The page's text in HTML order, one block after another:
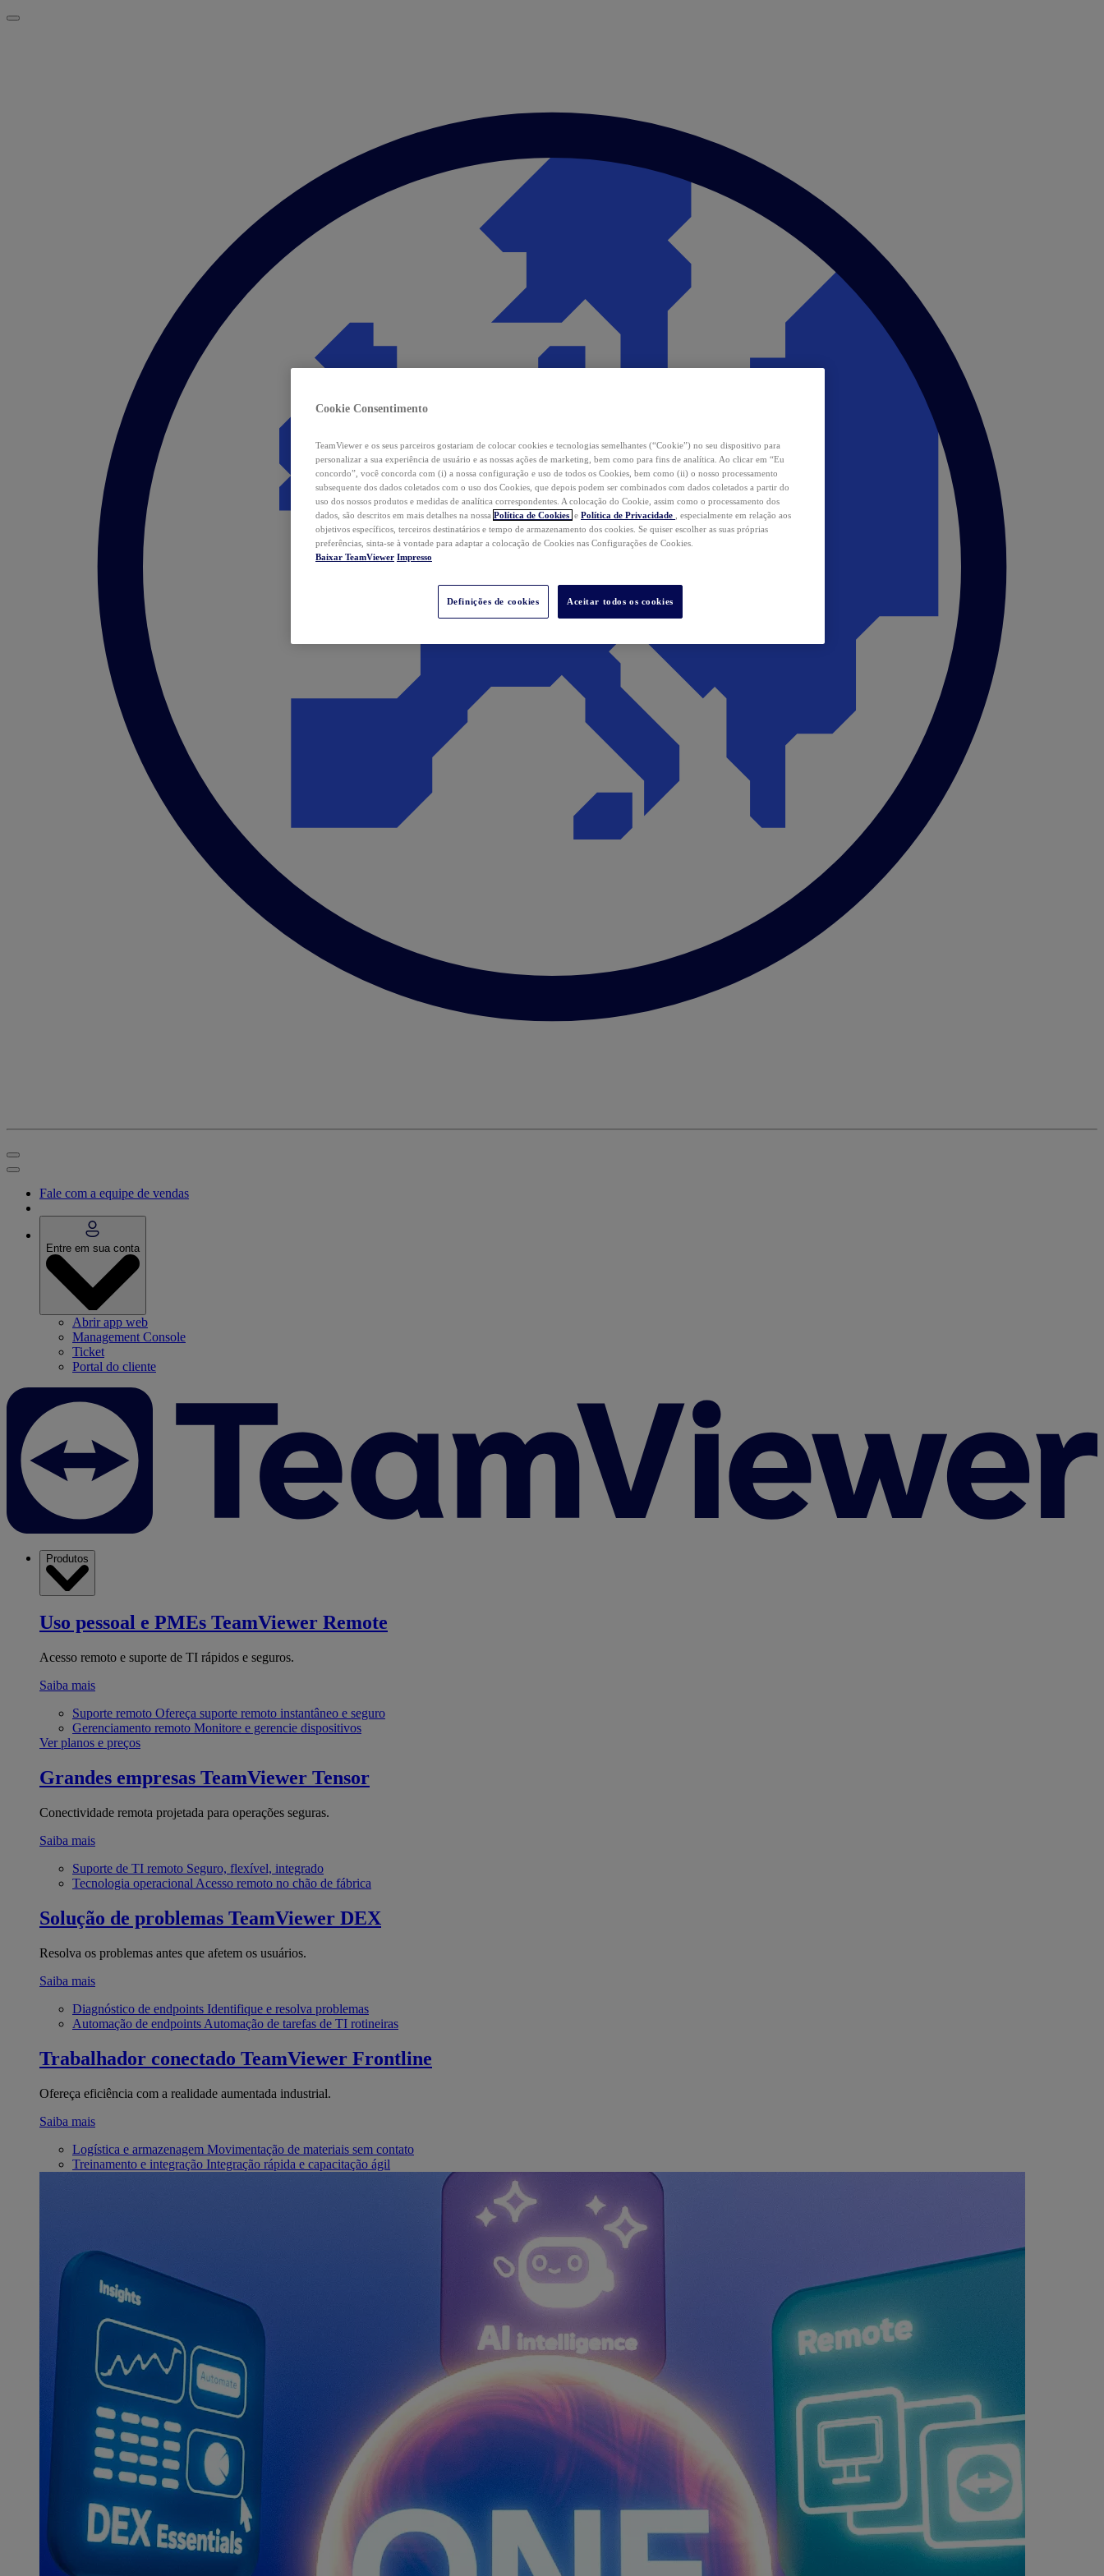
Fale com a equipe de vendas
Entre em sua conta
Abrir app web
Management Console
Ticket
Portal do cliente
Produtos
Uso pessoal e PMEs TeamViewer Remote
Acesso remoto e suporte de TI rápidos e seguros.
Saiba mais
Suporte remoto Ofereça suporte remoto instantâneo e seguro
Gerenciamento remoto Monitore e gerencie dispositivos
Ver planos e preços
Grandes empresas TeamViewer Tensor
Conectividade remota projetada para operações seguras.
Saiba mais
Suporte de TI remoto Seguro, flexível, integrado
Tecnologia operacional Acesso remoto no chão de fábrica
Solução de problemas TeamViewer DEX
Resolva os problemas antes que afetem os usuários.
Saiba mais
Diagnóstico de endpoints Identifique e resolva problemas
Automação de endpoints Automação de tarefas de TI rotineiras
Trabalhador conectado TeamViewer Frontline
Ofereça eficiência com a realidade aumentada industrial.
Saiba mais
Logística e armazenagem Movimentação de materiais sem contato
Treinamento e integração Integração rápida e capacitação ágil
Cookie Consentimento
TeamViewer e os seus parceiros gostariam de colocar cookies e tecnologias semelhantes (“Cookie”) no seu dispositivo para
personalizar a sua experiência de usuário e as nossas ações de marketing, bem como para fins de analítica. Ao clicar em “Eu
concordo”, você concorda com (i) a nossa configuração e uso de todos os Cookies, bem como (ii) o nosso processamento
subsequente dos dados coletados com o uso dos Cookies, que depois podem ser combinados com dados coletados a partir do
uso dos nossos produtos e medidas de analítica correspondentes. A colocação do Cookie, assim como o processamento dos
dados, são descritos em mais detalhes na nossa Política de Cookies e Política de Privacidade
, especialmente em relação aos
objetivos específicos, terceiros destinatários e tempo de armazenamento dos cookies. Se quiser escolher as suas próprias
preferências, sinta-se à vontade para adaptar a colocação de Cookies nas Configurações de Cookies.
Baixar TeamViewer Impresso
Definições de cookies Aceitar todos os cookies